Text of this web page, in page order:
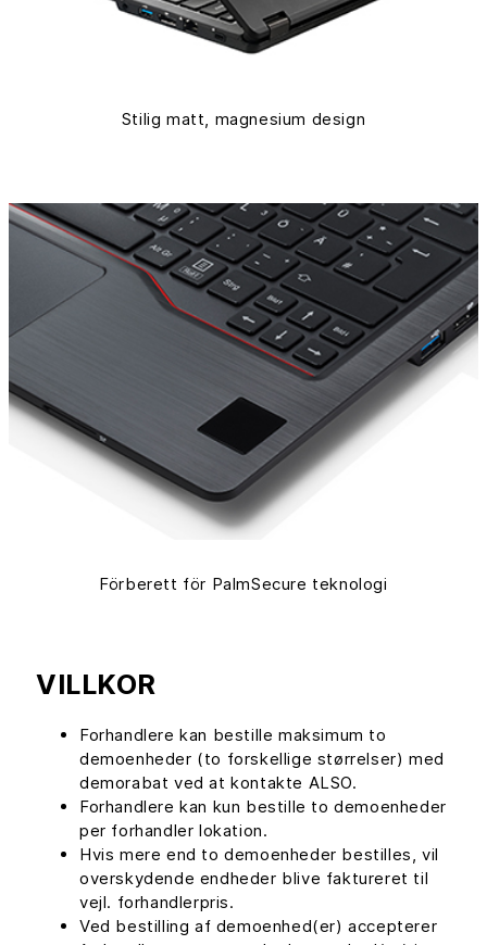
Stilig matt, magnesium design
Förberett för PalmSecure teknologi
VILLKOR
Forhandlere kan bestille maksimum to
demoenheder (to forskellige størrelser) med
demorabat ved at kontakte ALSO.
Forhandlere kan kun bestille to demoenheder
per forhandler lokation.
Hvis mere end to demoenheder bestilles, vil
overskydende endheder blive faktureret til
vejl. forhandlerpris.
Ved bestilling af demoenhed(er) accepterer